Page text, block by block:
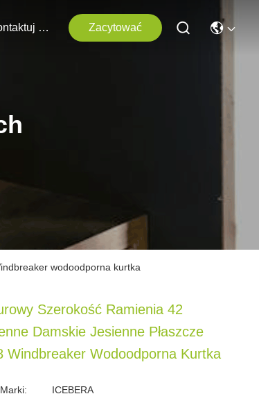
Skontaktuj Się Z Nami Zacytować
wodoodporna kurtka
Szerokość Ramienia 42
Damskie Jesienne Płaszcze
Windbreaker Wodoodporna Kurtka
ICEBERA